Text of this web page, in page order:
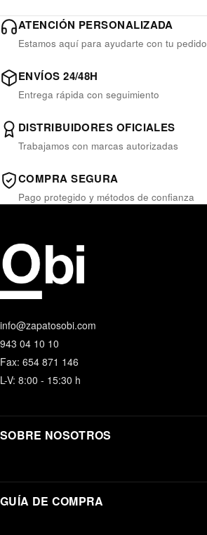
ATENCIÓN PERSONALIZADA
Estamos aquí para ayudarte con tu pedido
ENVÍOS 24/48H
Entrega rápida con seguimiento
DISTRIBUIDORES OFICIALES
Trabajamos con marcas autorizadas
COMPRA SEGURA
Pago protegido y métodos de confianza
info@zapatosobi.com
943 04 10 10
Fax: 654 871 146
L-V: 8:00 - 15:30 h
SOBRE NOSOTROS
GUÍA DE COMPRA